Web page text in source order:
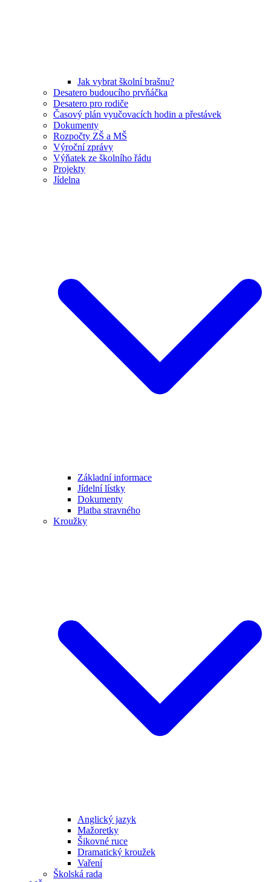
Jak vybrat školní brašnu?
Desatero budoucího prvňáčka
Desatero pro rodiče
Časový plán vyučovacích hodin a přestávek
Dokumenty
Rozpočty ZŠ a MŠ
Výroční zprávy
Výňatek ze školního řádu
Projekty
Jídelna
Základní informace
Jídelní lístky
Dokumenty
Platba stravného
Kroužky
Anglický jazyk
Mažoretky
Šikovné ruce
Dramatický kroužek
Vaření
Školská rada